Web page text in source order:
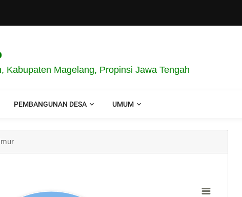
Kabupaten Magelang, Propinsi Jawa Tengah
PEMBANGUNAN DESA UMUM